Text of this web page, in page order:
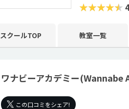
★★★★★
スクールTOP 教室一覧
ワナビーアカデミー(Wannabe
この口コミをシェア!